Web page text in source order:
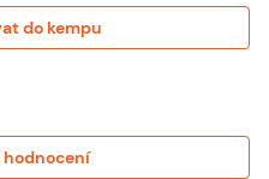
do kempu